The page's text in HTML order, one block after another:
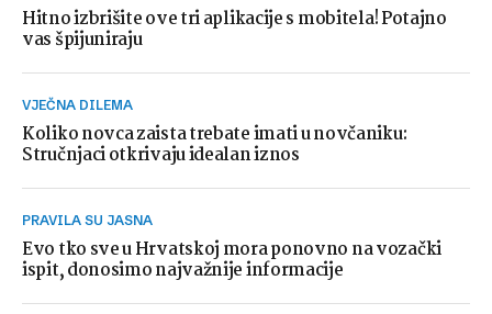
Hitno izbrišite ove tri aplikacije s mobitela! Potajno
vas špijuniraju
VJEČNA DILEMA
Koliko novca zaista trebate imati u novčaniku:
Stručnjaci otkrivaju idealan iznos
PRAVILA SU JASNA
Evo tko sve u Hrvatskoj mora ponovno na vozački
ispit, donosimo najvažnije informacije